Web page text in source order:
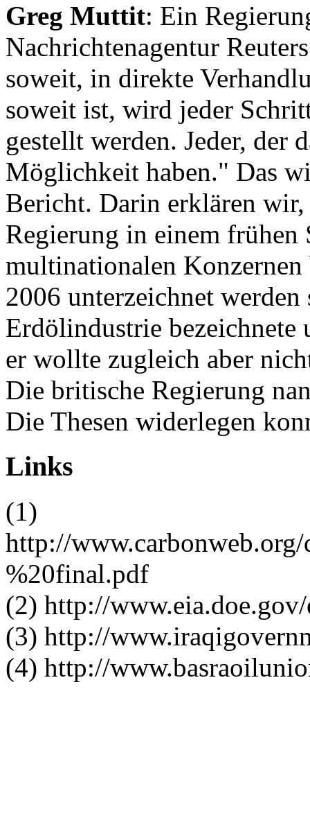
Greg Muttit: Ein
Nachrichtenagentur
soweit, in direkte
soweit ist, wird jeder
gestellt werden. Jeder,
Möglichkeit haben." Das
Bericht. Darin erklären wir,
Regierung in einem frühen
multinationalen Konzernen
2006 unterzeichnet
Erdölindustrie
er wollte zugleich aber
Die britische Regierung
Die Thesen widerlegen
Links
(1)
http://
%20final.pdf
(2) http://
(3) http://
(4) http://